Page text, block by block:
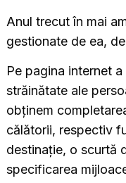
Anul trecut în mai
gestionate de ea,
Pe pagina internet
străinătate ale
obținem
călătorii, respectiv
destinație, o scurtă
specificarea